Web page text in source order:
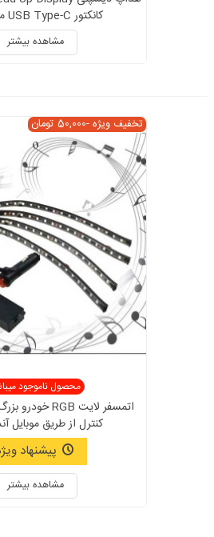
کانکتور USB Type-C مدل W1
مشاهده بیشتر
تخفیف ویژه-50,000 تومان
محصول ناموجود
کنترل از طریق موبایل
پیشنهاد
مشاهده بیشتر